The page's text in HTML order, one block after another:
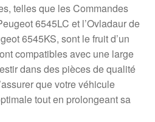
telles que les Commandes
6545LC et l’Ovladaur de
6545KS, sont le fruit d’un
compatibles avec une large
dans des pièces de qualité
que votre véhicule
tout en prolongeant sa